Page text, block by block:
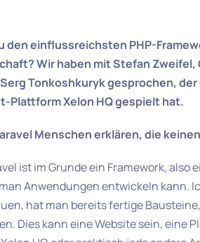
den einflussreichsten PHP-
Wir haben mit Stefan
Tonkoshkuryk gesprochen,
Plattform Xelon HQ gespielt hat.
Menschen erklären, die
ist im Grunde ein Framework,
Anwendungen entwickeln kann.
hat man bereits fertige
Dies kann eine Website sein, eine